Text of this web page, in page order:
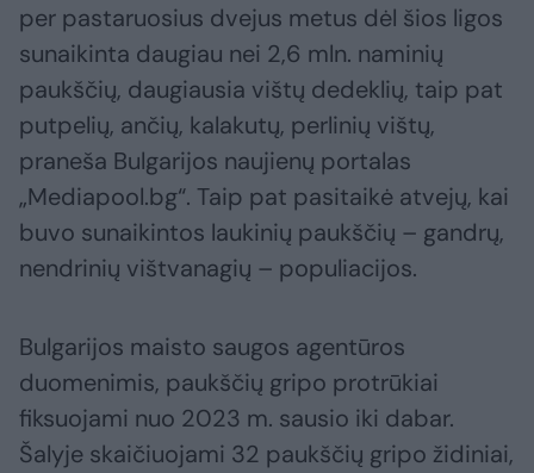
per pastaruosius dvejus metus dėl šios ligos
sunaikinta daugiau nei 2,6 mln. naminių
paukščių, daugiausia vištų dedeklių, taip pat
putpelių, ančių, kalakutų, perlinių vištų,
praneša Bulgarijos naujienų portalas
„Mediapool.bg“. Taip pat pasitaikė atvejų, kai
buvo sunaikintos laukinių paukščių – gandrų,
nendrinių vištvanagių – populiacijos.
Bulgarijos maisto saugos agentūros
duomenimis, paukščių gripo protrūkiai
fiksuojami nuo 2023 m. sausio iki dabar.
Šalyje skaičiuojami 32 paukščių gripo židiniai,